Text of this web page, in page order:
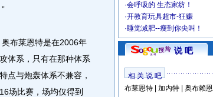
莱恩特是在2006年
体系，只有在那种体系
点与炮轰体系不兼容，
场比赛，场均仅得到
·会呼吸的 生态家纺！
·开教育玩具超市-狂赚
·睡觉减肥--瘦到你尖叫！
说 吧
相 关 说 吧
布莱恩特| 加内特| 奥布赖恩